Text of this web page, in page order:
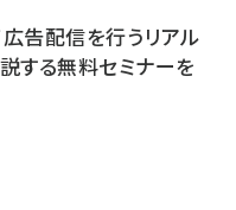
告配信を行うリアル
する無料セミナーを